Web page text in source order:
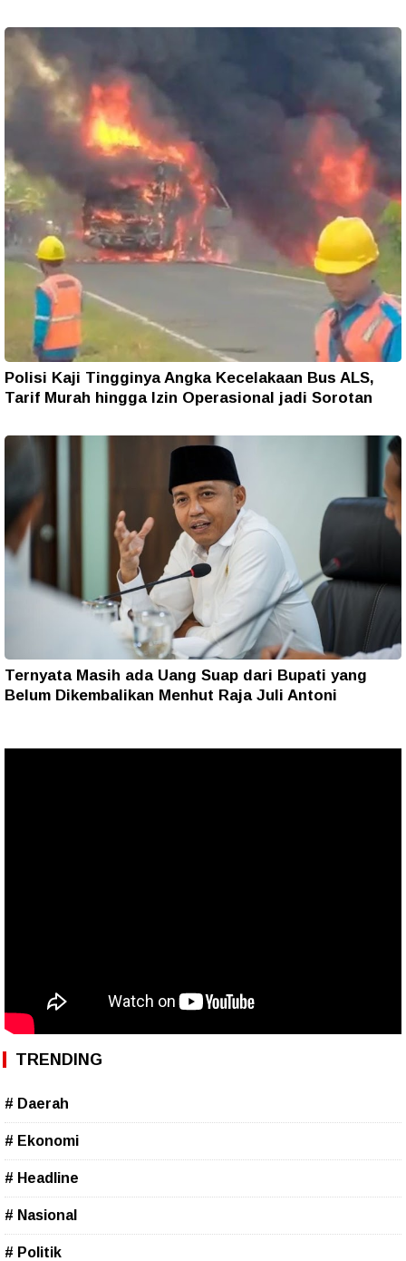
Polisi Kaji Tingginya Angka Kecelakaan Bus ALS,
Tarif Murah hingga Izin Operasional jadi Sorotan
Ternyata Masih ada Uang Suap dari Bupati yang
Belum Dikembalikan Menhut Raja Juli Antoni
TRENDING
# Daerah
# Ekonomi
# Headline
# Nasional
# Politik